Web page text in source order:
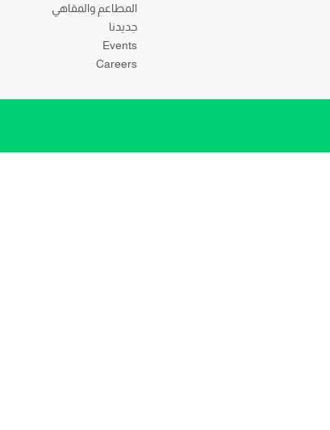
المطاعم والمقاهي
جديدنا
Events
Careers